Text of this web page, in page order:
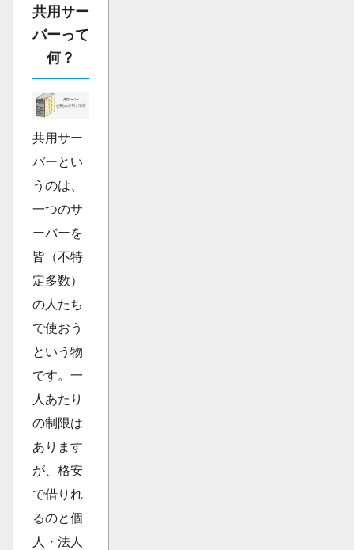
共用サー
バーって
何？
共用サー
バーとい
うのは、
一つのサ
ーバーを
皆（不特
定多数）
の人たち
で使おう
という物
です。一
人あたり
の制限は
あります
が、格安
で借りれ
るのと個
人・法人